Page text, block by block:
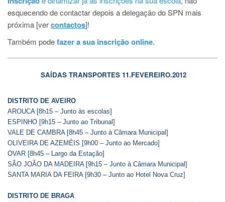
esquecendo de contactar depois a delegação do SPN mais
próxima [vercontactos]!
Também podefazer a sua inscrição online.
SAÍDAS TRANSPORTES 11.FEVEREIRO.2012
DISTRITO DE AVEIRO
AROUCA [8h15 – Junto às escolas]
ESPINHO [9h15 – Junto ao Tribunal]
VALE DE CAMBRA [8h45 – Junto à Câmara Municipal]
OLIVEIRA DE AZEMÉIS [9h00 – Junto ao Mercado]
OVAR [8h45 – Largo da Estação]
SÃO JOÃO DA MADEIRA [9h15 – Junto à Câmara Municipal]
SANTA MARIA DA FEIRA [9h30 – Junto ao Hotel Nova Cruz]
DISTRITO DE BRAGA